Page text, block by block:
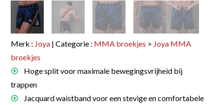
Merk : Joya | Categorie : MMA broekjes > Joya MMA
broekjes
Hoge split voor maximale bewegingsvrijheid bij
trappen
Jacquard waistband voor een stevige en comfortabele